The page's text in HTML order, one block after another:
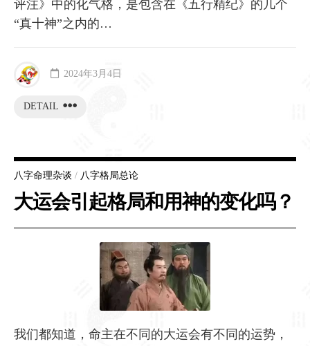
评注》中的化气格，是包含在《五行精纪》的几个
“真十神”之内的…
DETAIL
2024年3月4日
八字命理杂谈 / 八字格局总论
大运会引起格局和用神的变化吗？
我们都知道，命主在不同的大运会有不同的运势，